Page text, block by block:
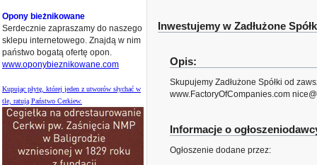
Opony bieżnikowane
Serdecznie zapraszamy do naszego
sklepu internetowego. Znajdą w nim
państwo bogatą ofertę opon.
www.oponybieznikowane.com
Kupując płytę, której jeden z utworów słychać w
tle, ratują Państwo Cerkiew.
Inwestujemy w Zadłużone
Opis:
Skupujemy Zadłużone Spółki od
www.FactoryOfCompanies.com
Informacje o
Ogłoszenie dodane przez: